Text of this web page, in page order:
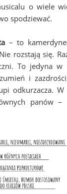
o wiele
spodziewać.
– to
rozstają się.
To jedyna
i
odkurzacza.
panów